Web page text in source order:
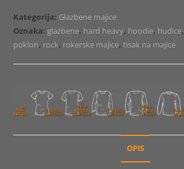
To
Live
količina
Kategorija: Glazbene majice
Oznaka: glazbene, hard heavy, hoodie, hudice,
poklon, rock, rokerske majice,tisak na majice
OPIS